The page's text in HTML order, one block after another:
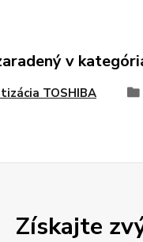
v
TOSHIBA
Získajte